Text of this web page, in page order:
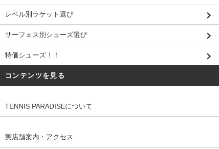
レベル別ラケット選び
サーフェス別シューズ選び
特価シューズ！！
コンテンツを見る
TENNIS PARADISEについて
実店舗案内・アクセス